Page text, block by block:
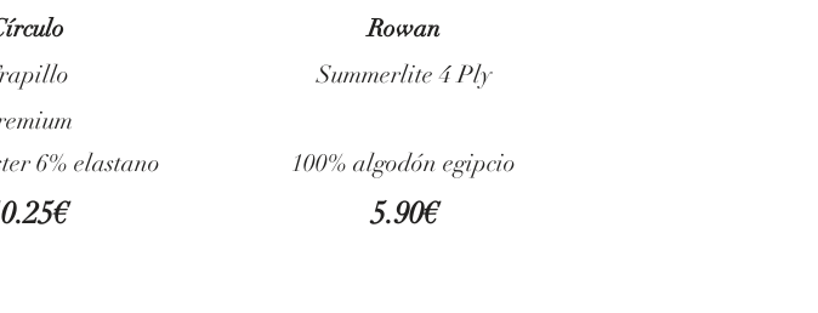
6% elastano
Rowan
Summerlite 4 Ply
100% algodón egipcio
5.90€